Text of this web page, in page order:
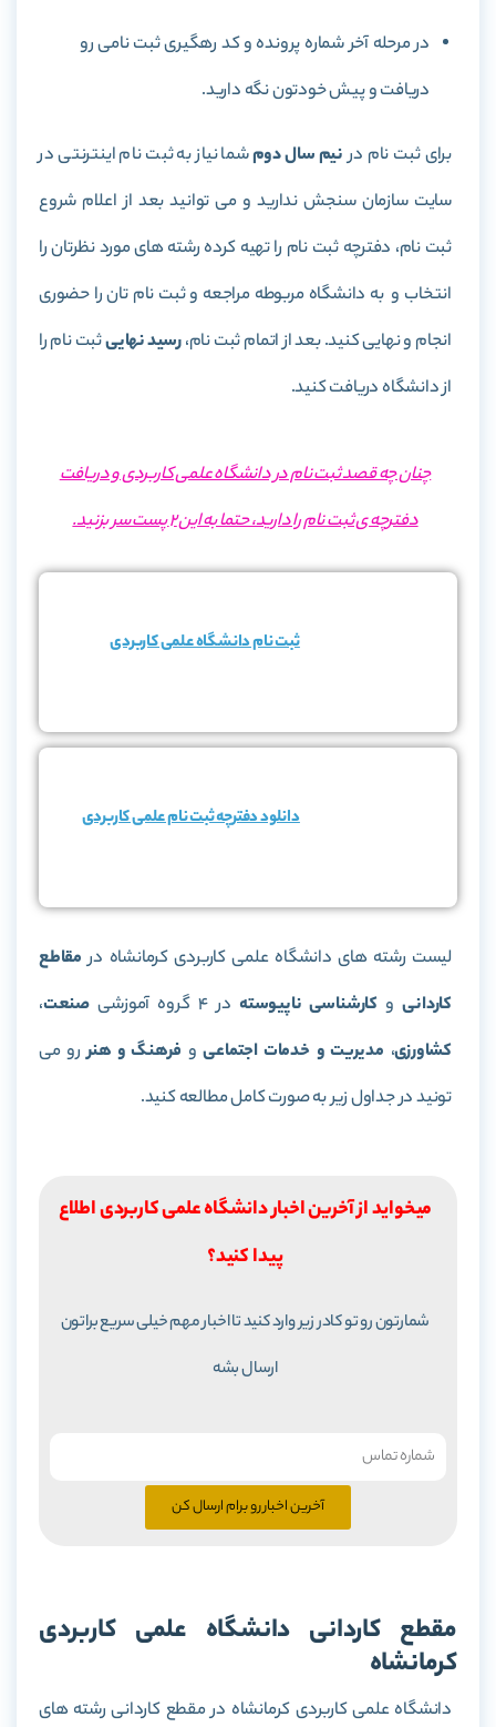
در مرحله آخر شماره پرونده و کد رهگیری ثبت نامی رو
دریافت و پیش خودتون نگه دارید.
برای ثبت نام درنیم سال دومشما نیاز به ثبت نام اینترنتی در
سایت سازمان سنجش ندارید و می توانید بعد از اعلام شروع
ثبت نام، دفترچه ثبت نام را تهیه کرده رشته های مورد نظرتان را
انتخاب و به دانشگاه مربوطه مراجعه و ثبت نام تان را حضوری
انجام و نهایی کنید. بعد از اتمام ثبت نام،رسید نهاییثبت نام را
از دانشگاه دریافت کنید.
چنان چه قصد ثبت نام در دانشگاه علمی کاربردی و دریافت
دفترچه ی ثبت نام را دارید، حتما به این 2 پست سر بزنید.
ثبت نام دانشگاه علمی کاربردی
دانلود دفترچه ثبت نام علمی کاربردی
لیست رشته های دانشگاه علمی کاربردی کرمانشاه درمقاطع
کاردانیو کارشناسی ناپیوسته در 4 گروه آموزشی صنعت،
کشاورزی، مدیریت و خدمات اجتماعیو فرهنگ و هنررو می
تونید در جداول زیر به صورت کامل مطالعه کنید.
میخواید از آخرین اخبار دانشگاه علمی کاربردی اطلاع
پیدا کنید؟
شمارتون رو تو کادر زیر وارد کنید تا اخبار مهم خیلی سریع براتون
ارسال بشه
آخرین اخبار رو برام ارسال کن
مقطع کاردانی دانشگاه علمی کاربردی
کرمانشاه
دانشگاه علمی کاربردی کرمانشاه در مقطع کاردانی رشته های